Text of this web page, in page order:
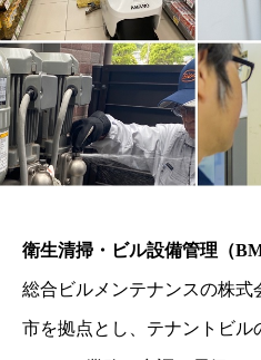
衛生清掃・ビル設備管理（
総合ビルメンテナンスの株式
市を拠点とし、テナントビル